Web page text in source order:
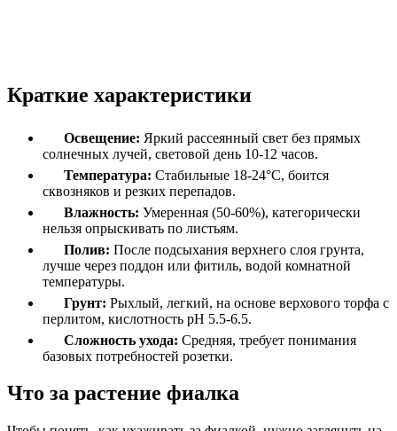
Краткие характеристики
Освещение: Яркий рассеянный свет без прямых
солнечных лучей, световой день 10-12 часов.
Температура: Стабильные 18-24°C, боится
сквозняков и резких перепадов.
Влажность: Умеренная (50-60%), категорически
нельзя опрыскивать по листьям.
Полив: После подсыхания верхнего слоя грунта,
лучше через поддон или фитиль, водой комнатной
температуры.
Грунт: Рыхлый, легкий, на основе верхового торфа с
перлитом, кислотность pH 5.5-6.5.
Сложность ухода: Средняя, требует понимания
базовых потребностей розетки.
Что за растение фиалка